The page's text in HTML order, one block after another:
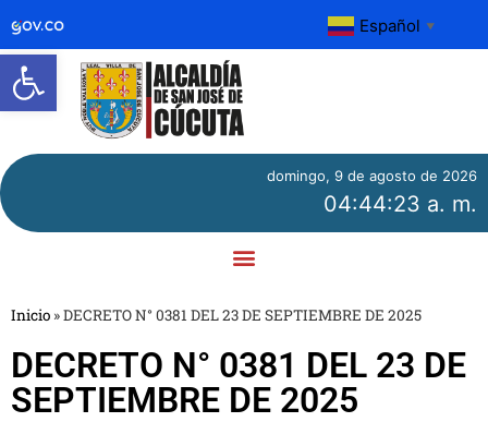
Abrir barra de herramientas
Español ▼
domingo, 9 de agosto de 2026
04:44:23 a. m.
Inicio »DECRETO N° 0381 DEL 23 DE SEPTIEMBRE DE 2025
DECRETO N° 0381 DEL 23 DE
SEPTIEMBRE DE 2025